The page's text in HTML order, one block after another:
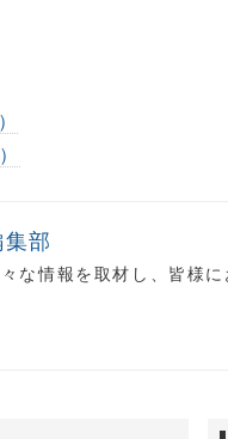
部
な情報を取材し、皆様に